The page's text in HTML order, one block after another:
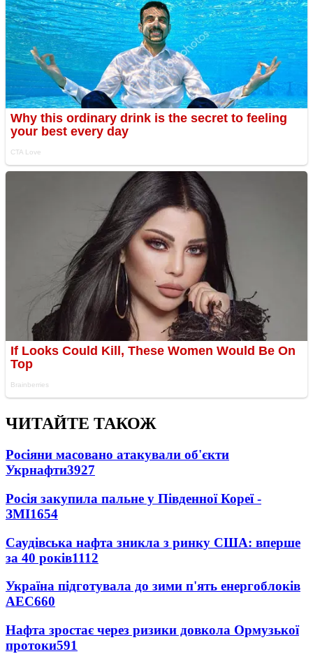
ЧИТАЙТЕ ТАКОЖ
Росіяни масовано атакували об'єкти
Укрнафти3927
Росія закупила пальне у Південної Кореї -
ЗМІ1654
Саудівська нафта зникла з ринку США: вперше
за 40 років1112
Україна підготувала до зими п'ять енергоблоків
АЕС660
Нафта зростає через ризики довкола Ормузької
протоки591